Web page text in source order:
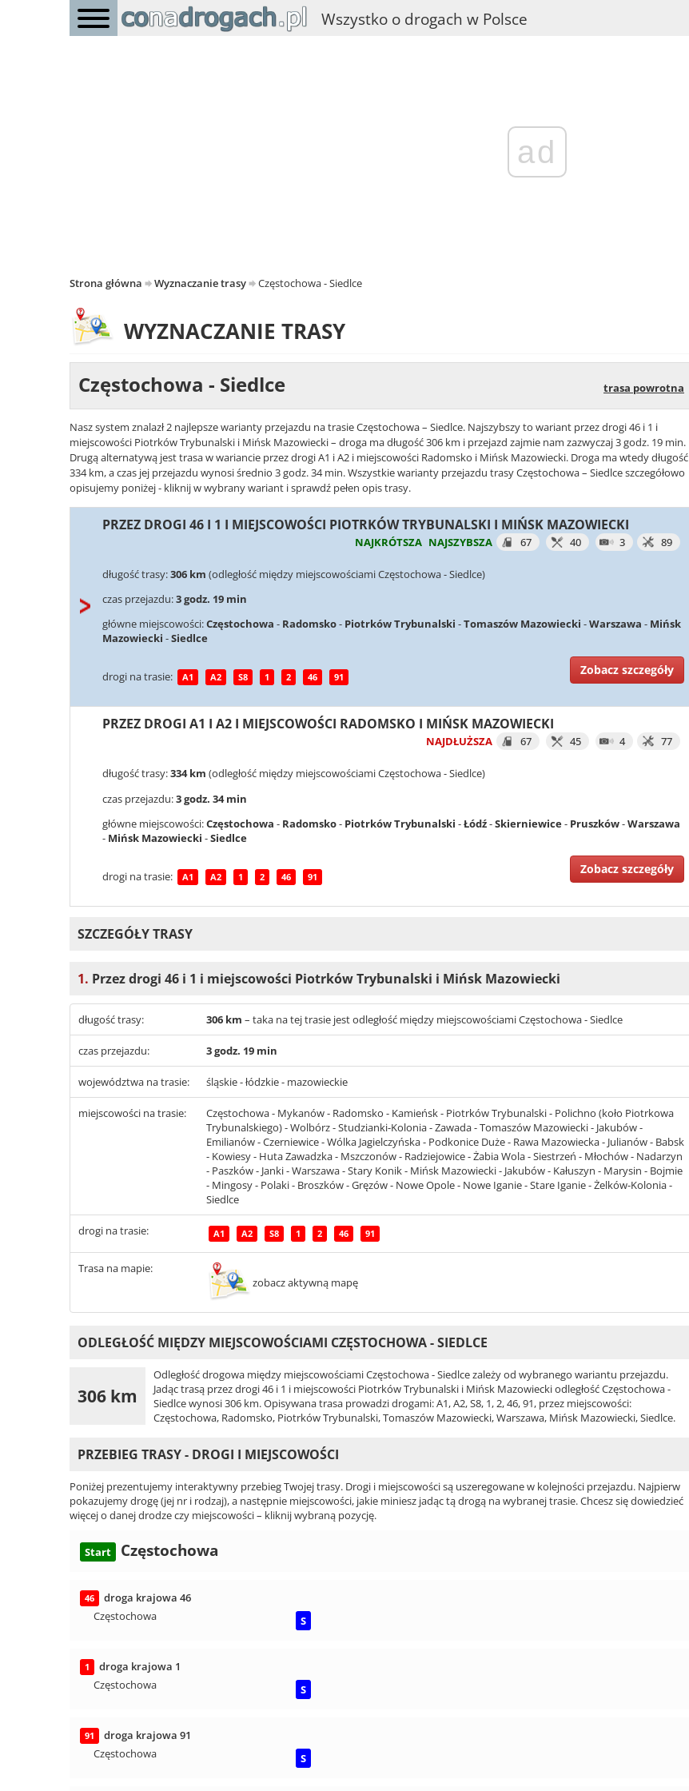
Wszystko o drogach w Polsce
ad
Strona główna Wyznaczanie trasy Częstochowa - Siedlce
WYZNACZANIE TRASY
Częstochowa - Siedlce trasa powrotna
Nasz system znalazł 2 najlepsze warianty przejazdu na trasie Częstochowa – Siedlce. Najszybszy to wariant przez drogi 46 i 1 i
miejscowości Piotrków Trybunalski i Mińsk Mazowiecki – droga ma długość 306 km i przejazd zajmie nam zazwyczaj 3 godz. 19 min.
Drugą alternatywą jest trasa w wariancie przez drogi A1 i A2 i miejscowości Radomsko i Mińsk Mazowiecki. Droga ma wtedy długość
334 km, a czas jej przejazdu wynosi średnio 3 godz. 34 min. Wszystkie warianty przejazdu trasy Częstochowa – Siedlce szczegółowo
opisujemy poniżej - kliknij w wybrany wariant i sprawdź pełen opis trasy.
PRZEZ DROGI 46 I 1 I MIEJSCOWOŚCI PIOTRKÓW TRYBUNALSKI I MIŃSK MAZOWIECKI
NAJKRÓTSZA NAJSZYBSZA 67 40 3 89
długość trasy:306 km (odległość między miejscowościami Częstochowa - Siedlce)
czas przejazdu:3 godz. 19 min
główne miejscowości:Częstochowa - Radomsko- Piotrków Trybunalski -Tomaszów Mazowiecki -Warszawa - Mińsk
Mazowiecki -Siedlce
drogi na trasie: A1 A2 S8 1 2 46 91
Zobacz szczegóły
PRZEZ DROGI A1 I A2 I MIEJSCOWOŚCI RADOMSKO I MIŃSK MAZOWIECKI
NAJDŁUŻSZA 67 45 4 77
długość trasy:334 km (odległość między miejscowościami Częstochowa - Siedlce)
czas przejazdu:3 godz. 34 min
główne miejscowości:Częstochowa - Radomsko- Piotrków Trybunalski -Łódź-Skierniewice- Pruszków-Warszawa
- Mińsk Mazowiecki -Siedlce
drogi na trasie: A1 A2 1 2 46 91
Zobacz szczegóły
SZCZEGÓŁY TRASY
1. Przez drogi 46 i 1 i miejscowości Piotrków Trybunalski i Mińsk Mazowiecki
długość trasy: 306 km – taka na tej trasie jest odległość między miejscowościami Częstochowa - Siedlce
czas przejazdu: 3 godz. 19 min
województwa na trasie: śląskie - łódzkie - mazowieckie
miejscowości na trasie:
Częstochowa - Mykanów - Radomsko - Kamieńsk - Piotrków Trybunalski - Polichno (koło Piotrkowa
Trybunalskiego) - Wolbórz - Studzianki-Kolonia - Zawada - Tomaszów Mazowiecki - Jakubów -
Emilianów - Czerniewice - Wólka Jagielczyńska - Podkonice Duże - Rawa Mazowiecka - Julianów - Babsk
- Kowiesy - Huta Zawadzka - Mszczonów - Radziejowice - Żabia Wola - Siestrzeń - Młochów - Nadarzyn
- Paszków - Janki - Warszawa - Stary Konik - Mińsk Mazowiecki - Jakubów - Kałuszyn - Marysin - Bojmie
- Mingosy - Polaki - Broszków - Gręzów - Nowe Opole - Nowe Iganie - Stare Iganie - Żelków-Kolonia -
Siedlce
drogi na trasie: A1 A2 S8 1 2 46 91
Trasa na mapie:
zobacz aktywną mapę
ODLEGŁOŚĆ MIĘDZY MIEJSCOWOŚCIAMI CZĘSTOCHOWA - SIEDLCE
306 km
Odległość drogowa między miejscowościami Częstochowa - Siedlce zależy od wybranego wariantu przejazdu.
Jadąc trasą przez drogi 46 i 1 i miejscowości Piotrków Trybunalski i Mińsk Mazowiecki odległość Częstochowa -
Siedlce wynosi 306 km. Opisywana trasa prowadzi drogami: A1, A2, S8, 1, 2, 46, 91, przez miejscowości:
Częstochowa, Radomsko, Piotrków Trybunalski, Tomaszów Mazowiecki, Warszawa, Mińsk Mazowiecki, Siedlce.
PRZEBIEG TRASY - DROGI I MIEJSCOWOŚCI
Poniżej prezentujemy interaktywny przebieg Twojej trasy. Drogi i miejscowości są uszeregowane w kolejności przejazdu. Najpierw
pokazujemy drogę (jej nr i rodzaj), a następnie miejscowości, jakie miniesz jadąc tą drogą na wybranej trasie. Chcesz się dowiedzieć
więcej o danej drodze czy miejscowości – kliknij wybraną pozycję.
Start Częstochowa
46
droga krajowa 46
Częstochowa
S
1
droga krajowa 1
Częstochowa
S
91
droga krajowa 91
Częstochowa
S